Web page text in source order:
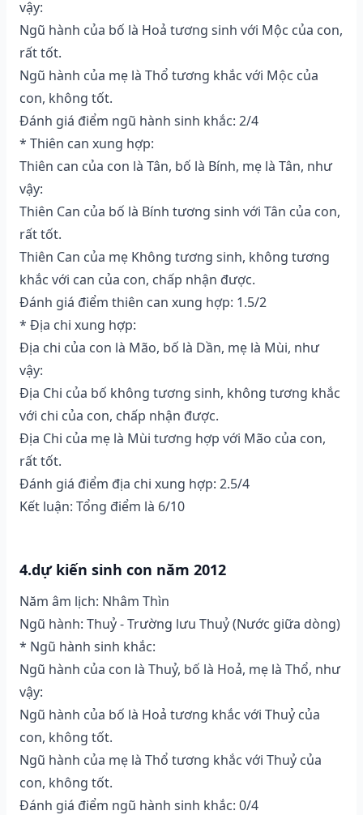
vậy:
Ngũ hành của bố là Hoả tương sinh với Mộc của con,
rất tốt.
Ngũ hành của mẹ là Thổ tương khắc với Mộc của
con, không tốt.
Đánh giá điểm ngũ hành sinh khắc: 2/4
* Thiên can xung hợp:
Thiên can của con là Tân, bố là Bính, mẹ là Tân, như
vậy:
Thiên Can của bố là Bính tương sinh với Tân của con,
rất tốt.
Thiên Can của mẹ Không tương sinh, không tương
khắc với can của con, chấp nhận được.
Đánh giá điểm thiên can xung hợp: 1.5/2
* Địa chi xung hợp:
Địa chi của con là Mão, bố là Dần, mẹ là Mùi, như
vậy:
Địa Chi của bố không tương sinh, không tương khắc
với chi của con, chấp nhận được.
Địa Chi của mẹ là Mùi tương hợp với Mão của con,
rất tốt.
Đánh giá điểm địa chi xung hợp: 2.5/4
Kết luận: Tổng điểm là 6/10
4.dự kiến sinh con năm 2012
Năm âm lịch: Nhâm Thìn
Ngũ hành: Thuỷ - Trường lưu Thuỷ (Nước giữa dòng)
* Ngũ hành sinh khắc:
Ngũ hành của con là Thuỷ, bố là Hoả, mẹ là Thổ, như
vậy:
Ngũ hành của bố là Hoả tương khắc với Thuỷ của
con, không tốt.
Ngũ hành của mẹ là Thổ tương khắc với Thuỷ của
con, không tốt.
Đánh giá điểm ngũ hành sinh khắc: 0/4